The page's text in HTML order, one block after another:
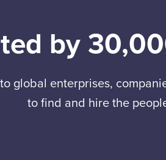
by
global enterprises,
to find and hire the